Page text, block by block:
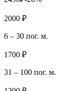
2000 ₽
6 – 30 пог. м.
1700 ₽
31 – 100 пог. м.